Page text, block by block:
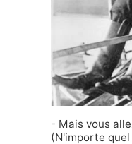
- Mais vous
(N'importe quel